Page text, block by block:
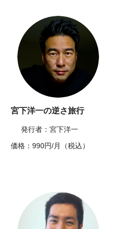
宮下洋一の逆さ旅行
発行者：宮下洋一
価格：990円/月（税込）